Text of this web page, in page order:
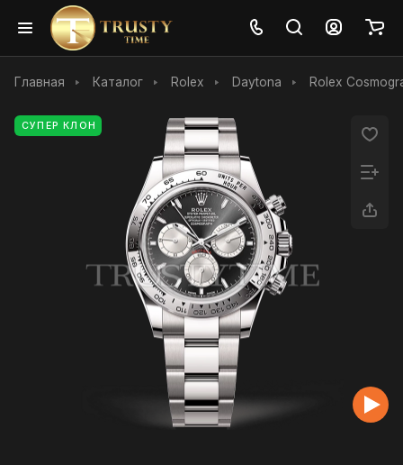
Главная Каталог Rolex Daytona Rolex
СУПЕР КЛОН